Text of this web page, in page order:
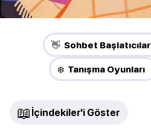
👋 Sohbet Başlatıcılar
❄️ Tanışma Oyunları
📖 İçindekiler'i Göster